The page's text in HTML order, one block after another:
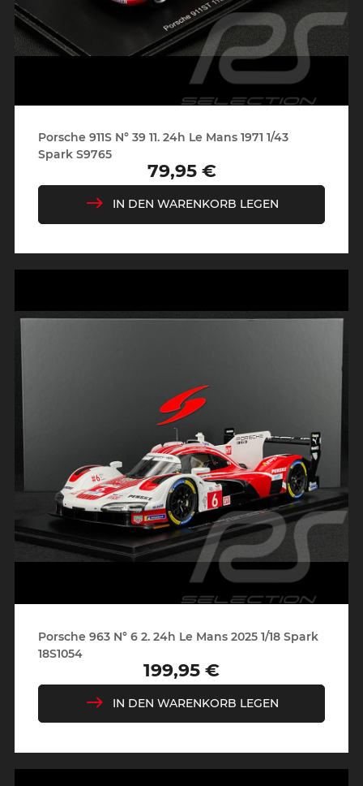
Porsche 911S N° 39 11. 24h Le Mans 1971 1/43
Spark S9765
Preis
79,95 €
IN DEN WARENKORB LEGEN
Porsche 963 N° 6 2. 24h Le Mans 2025 1/18 Spark
18S1054
Preis
199,95 €
IN DEN WARENKORB LEGEN